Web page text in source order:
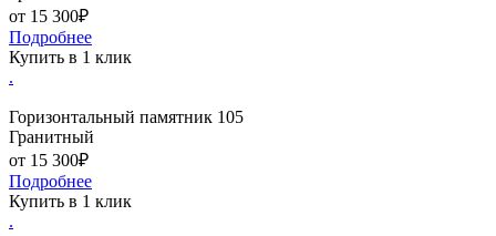
от 15 300₽
Подробнее
Купить в 1 клик
.
Горизонтальный памятник 105
Гранитный
от 15 300₽
Подробнее
Купить в 1 клик
.